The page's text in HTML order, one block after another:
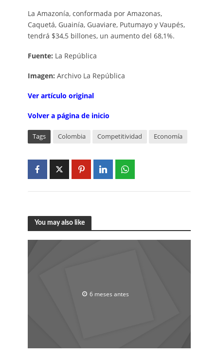
La Amazonía, conformada por Amazonas,
Caquetá, Guainía, Guaviare, Putumayo y Vaupés,
tendrá $34,5 billones, un aumento del 68,1%.
Fuente: La República
Imagen: Archivo La República
Ver artículo original
Volver a página de inicio
Tags Colombia Competitividad Economía
You may also like
6 meses antes